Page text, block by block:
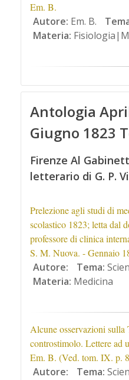
Em. B.
Autore: Em. B.
Materia:
Antologia
Giugno 1823
Firenze Al
letterario di G. P.
Prelezione agli studi di
scolastico 1823; letta dal
professore di clinica
S. M. Nuova. - Gennaio
Autore: Tema:
Materia: Medicina
Alcune osservazioni sulla
controstimolo. Lettere ad
Em. B. (Ved. tom. IX. p.
Autore: Tema: